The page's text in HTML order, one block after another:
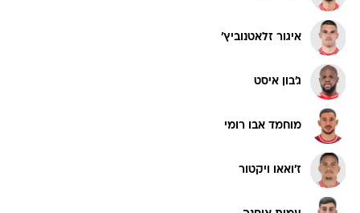
איגור זלאטנוביץ'
ג'בון איסט
מוחמד אבו רומי
ז'ואאו ויקטור